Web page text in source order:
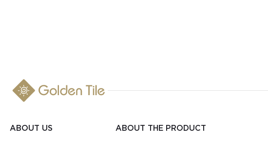
ABOUT US ABOUT THE PRODUCT